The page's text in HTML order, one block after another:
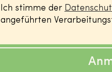
Ich stimme der
angeführten